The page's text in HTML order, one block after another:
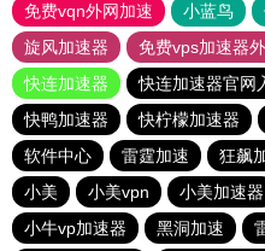
免费vqn外网加速
小蓝鸟
旋风加速器
免费vps加速器
快连加速器
快连加速器官网
快鸭加速器
快柠檬加速器
软件中心
雷霆加速 狂飙
小美
小美vpn 小美加速器
小牛vp加速器
黑洞加速